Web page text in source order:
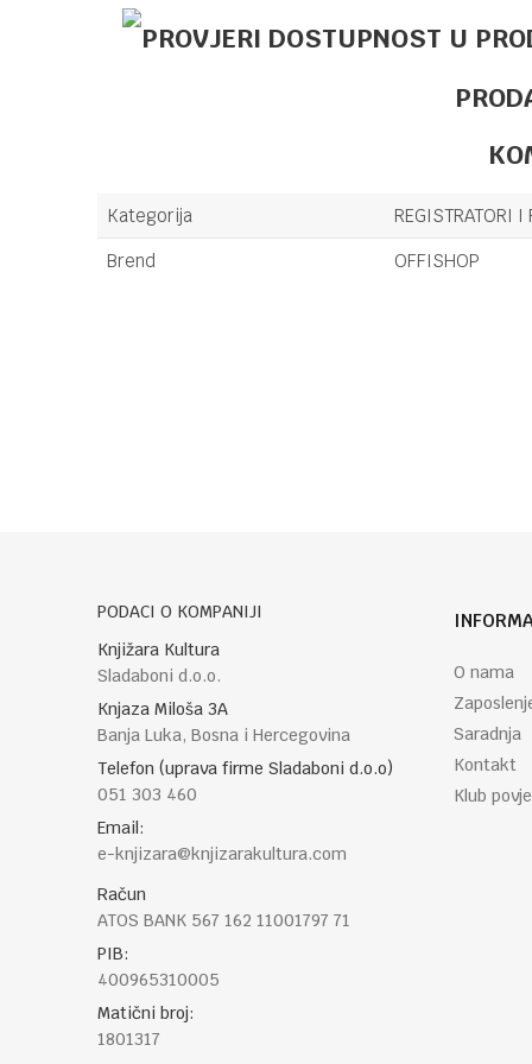
Kategorija
REGISTRATORI I
Brend
OFFISHOP
PODACI O KOMPANIJI
Knjižara Kultura
Sladaboni d.o.o.
Knjaza Miloša 3A
Banja Luka, Bosna i Hercegovina
Telefon (uprava firme Sladaboni d.o.o)
051 303 460
Email:
e-knjizara@knjizarakultura.com
Račun
ATOS BANK 567 162 11001797 71
PIB:
400965310005
Matični broj:
1801317
O nama
Saradnja
Kontakt
Klub